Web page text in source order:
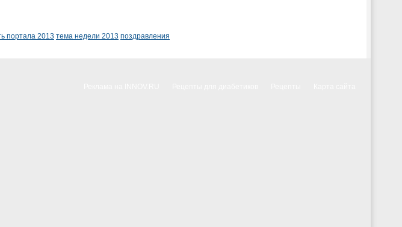
портала 2013 тема недели 2013 поздравления